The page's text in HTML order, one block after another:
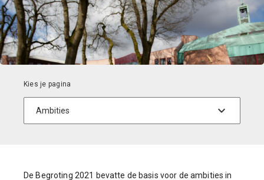
De Begroting 2021 bevatte de basis voor de ambities in